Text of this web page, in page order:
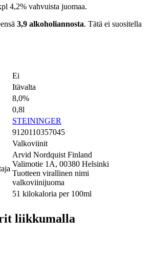
4,2% vahvuista juomaa.
3,9 alkoholiannosta. Tätä ei suositella
Ei
Itävalta
8,0%
0,8l
STEININGER
9120110357045
Valkoviinit
Arvid Nordquist Finland
Valimotie 1A, 00380 Helsinki
Tuotteen virallinen nimi
valkoviinijuoma
51 kilokaloria per 100ml
liikkumalla